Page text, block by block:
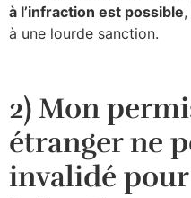
à l’infraction est possible
à une lourde sanction.
2) Mon
étranger ne
invalidé pour